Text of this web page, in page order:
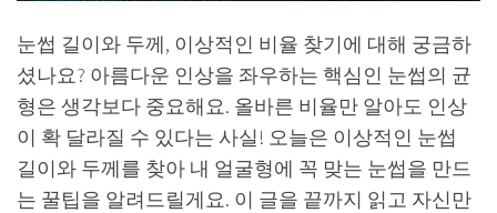
눈썹 길이와 두께, 이상적인 비율 찾기에 대해 궁금하
셨나요? 아름다운 인상을 좌우하는 핵심인 눈썹의 균
형은 생각보다 중요해요. 올바른 비율만 알아도 인상
이 확 달라질 수 있다는 사실! 오늘은 이상적인 눈썹
길이와 두께를 찾아 내 얼굴형에 꼭 맞는 눈썹을 만드
는 꿀팁을 알려드릴게요. 이 글을 끝까지 읽고 자신만